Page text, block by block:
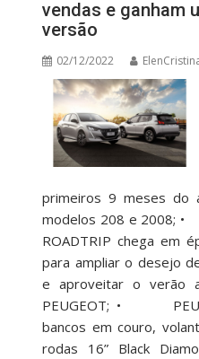
vendas e ganham
versão
02/12/2022
primeiros 9 meses do
modelos 208 e 2008;
ROADTRIP chega em
para ampliar o desejo
e aproveitar o verão
PEUGEOT; •
bancos em couro,
rodas 16” Black